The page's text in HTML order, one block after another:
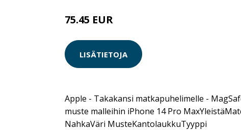
75.45 EUR
LISÄTIETOJA
Apple - Takakansi matkapuhelimelle -
muste malleihin iPhone 14 Pro
NahkaVäri MusteKantolaukkuTyyppi